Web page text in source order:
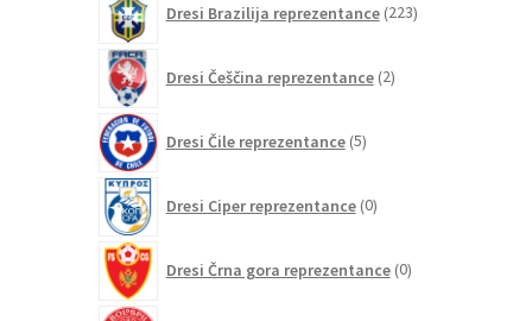
Dresi Brazilija reprezentance 223izdelkov
Dresi Češčina reprezentance 2izdelka
Dresi Čile reprezentance 5izdelkov
Dresi Ciper reprezentance 0izdelkov
Dresi Črna gora reprezentance 0izdelkov